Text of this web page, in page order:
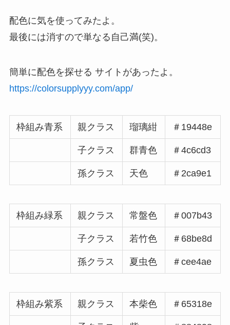
配色に気を使ってみたよ。
最後には消すので単なる自己満(笑)。
簡単に配色を探せる サイトがあったよ。
https://colorsupplyyy.com/app/
枠組み青系 親クラス 瑠璃紺 ＃19448e
子クラス 群青色 ＃4c6cd3
孫クラス 天色 ＃2ca9e1
枠組み緑系 親クラス 常盤色 ＃007b43
子クラス 若竹色 ＃68be8d
孫クラス 夏虫色 ＃cee4ae
枠組み紫系 親クラス 本柴色 ＃65318e